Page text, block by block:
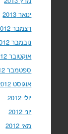
ינואר 2013
דצמבר 2012
נובמבר 2012
אוקטובר 2012
ספטמבר 2012
אוגוסט 2012
יולי 2012
יוני 2012
מאי 2012